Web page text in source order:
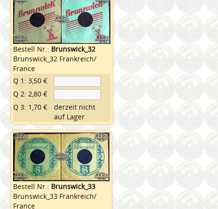
Bestell Nr.: Brunswick_32
Brunswick_32 Frankreich/
France
Q 1: 3,50 €
Q 2: 2,80 €
Q 3: 1,70 €
derzeit nicht
auf Lager
Bestell Nr.: Brunswick_33
Brunswick_33 Frankreich/
France